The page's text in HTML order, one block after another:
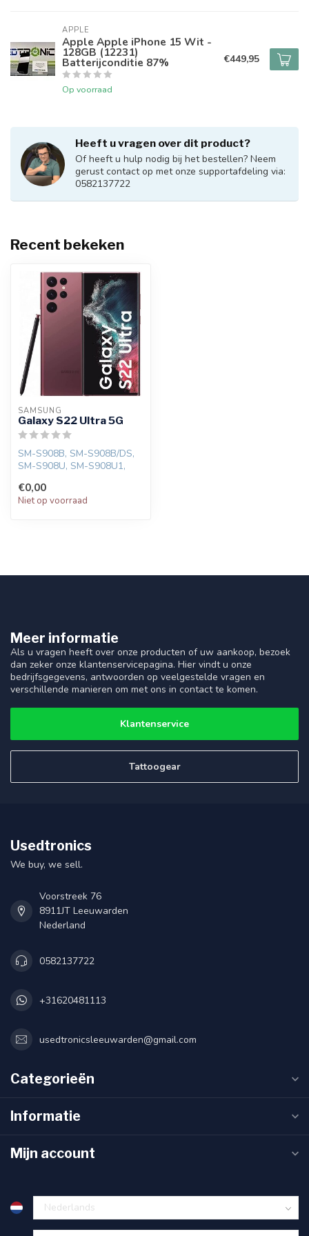
APPLE
Apple Apple iPhone 15 Wit -
128GB (12231)
Batterijconditie 87%
Op voorraad
€449,95
Heeft u vragen over dit product?
Of heeft u hulp nodig bij het bestellen? Neem
gerust contact op met onze supportafdeling via:
0582137722
Recent bekeken
SAMSUNG
Galaxy S22 Ultra 5G
SM-S908B, SM-S908B/DS,
SM-S908U, SM-S908U1,
S9080, SM-S90...
€0,00
Niet op voorraad
Meer informatie
Als u vragen heeft over onze producten of uw aankoop, bezoek
dan zeker onze klantenservicepagina. Hier vindt u onze
bedrijfsgegevens, antwoorden op veelgestelde vragen en
verschillende manieren om met ons in contact te komen.
Klantenservice
Tattoogear
Usedtronics
We buy, we sell.
Voorstreek 76
8911JT Leeuwarden
Nederland
0582137722
+31620481113
usedtronicsleeuwarden@gmail.com
Categorieën
Informatie
Mijn account